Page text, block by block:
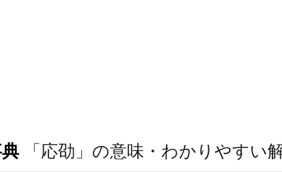
「応劭」の意味・わかりやすい